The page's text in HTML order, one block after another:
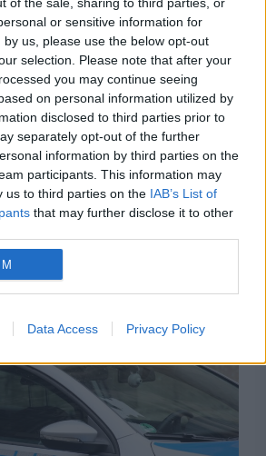
or sensitive information for
us, please use the below opt-out
selection. Please note that after your
you may continue seeing
on personal information utilized by
disclosed to third parties prior to
separately opt-out of the further
information by third parties on the
participants. This information may
us to third parties on the IAB’s List of
that may further disclose it to other
Data Access Privacy Policy
ECONOMIE
România, ecou peste Ocean.
intervențiile de pe Dunăre